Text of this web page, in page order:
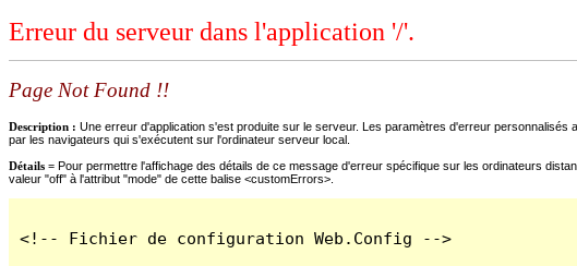
Erreur du serveur dans l'application '/'.
Page Not Found !!
Description : Une erreur d'application s'est produite sur le serveur. Les paramètres d'erreur
par les navigateurs qui s'exécutent sur l'ordinateur serveur local.
Détails = Pour permettre l'affichage des détails de ce message d'erreur spécifique sur les ordinateurs
valeur "off" à l'attribut "mode" de cette balise <customErrors>.
<!-- Fichier de configuration Web.Config -->